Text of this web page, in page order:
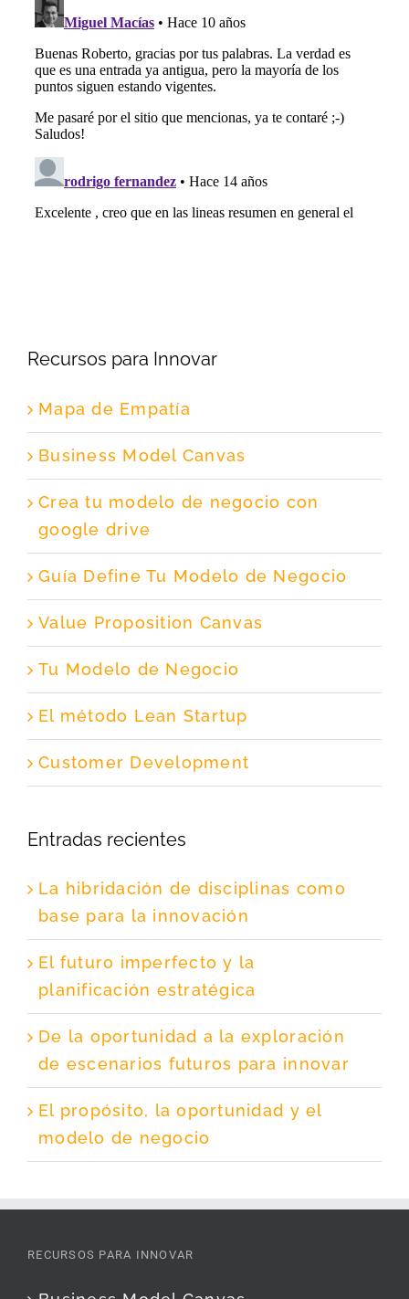
Recursos para Innovar
Mapa de Empatía
Business Model Canvas
Crea tu modelo de negocio con
google drive
Guía Define Tu Modelo de Negocio
Value Proposition Canvas
Tu Modelo de Negocio
El método Lean Startup
Customer Development
Entradas recientes
La hibridación de disciplinas como
base para la innovación
El futuro imperfecto y la
planificación estratégica
De la oportunidad a la exploración
de escenarios futuros para innovar
El propósito, la oportunidad y el
modelo de negocio
RECURSOS PARA INNOVAR